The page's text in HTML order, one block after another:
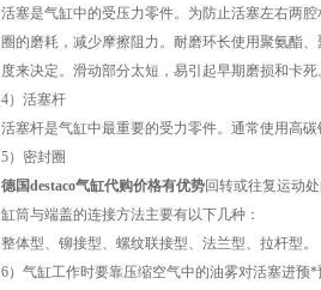
活塞是气缸中的受压力零件。为防止活塞左右两
圈的磨耗，减少摩擦阻力。耐磨环长使用聚氨酯
度来决定。滑动部分太短，易引起早期磨损和卡
4）活塞杆
活塞杆是气缸中最重要的受力零件。通常使用高
5）密封圈
德国destaco气缸代购价格有优势回转或往复运动
缸筒与端盖的连接方法主要有以下几种：
整体型、铆接型、螺纹联接型、法兰型、拉杆型。
6）气缸工作时要靠压缩空气中的油雾对活塞进